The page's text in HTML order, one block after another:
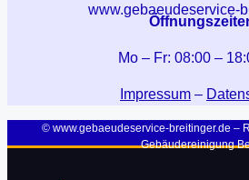
www.gebaeudeservice-
Mo – Fr: 08:00 –
Impressum –
© www.gebaeudeservice-breitinger.de –
Gebäudereinigung